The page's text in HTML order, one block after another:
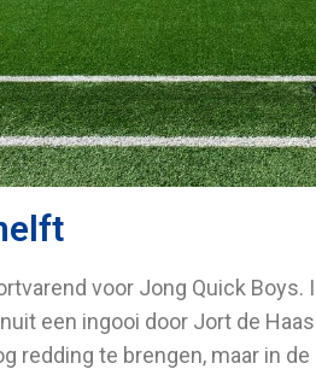
voor Jong Quick Boys.
een ingooi door Jort de
redding te brengen, maar in